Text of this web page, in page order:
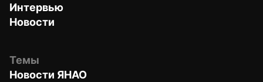
Интервью
Новости
Темы
Новости ЯНАО